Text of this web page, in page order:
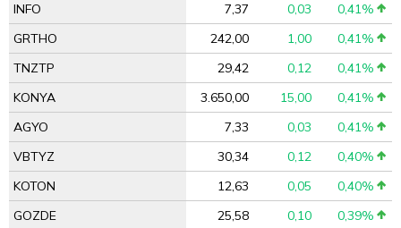
INFO
7,37 0,03
0,41%
GRTHO
242,00 1,00
0,41%
TNZTP
29,42 0,12
0,41%
KONYA
3.650,00 15,00
0,41%
AGYO
7,33 0,03
0,41%
VBTYZ
30,34 0,12
0,40%
KOTON
12,63 0,05
0,40%
GOZDE
25,58 0,10
0,39%